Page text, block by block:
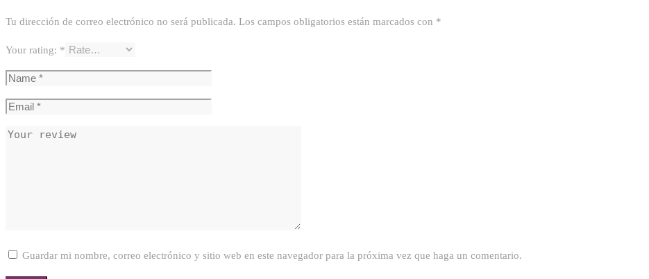
Tu dirección de correo electrónico no será publicada. Los campos obligatorios están marcados con *
Your rating: *
Guardar mi nombre, correo electrónico y sitio web en este navegador para la próxima vez que haga un comentario.